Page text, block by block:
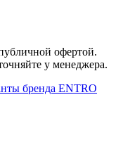
офертой.
у менеджера.
бренда ENTRO